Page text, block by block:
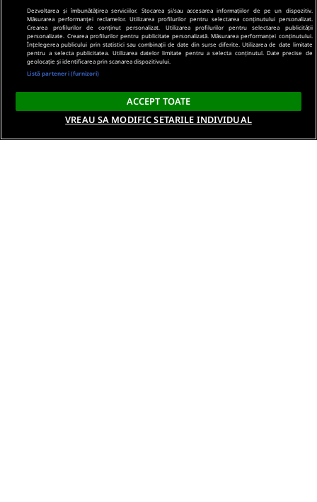
Dezvoltarea și îmbunătățirea serviciilor. Stocarea și/sau accesarea informațiilor de pe un dispozitiv.
Măsurarea performanței reclamelor. Utilizarea profilurilor pentru selectarea conținutului personalizat.
Crearea profilurilor de conținut personalizat. Utilizarea profilurilor pentru selectarea publicității
personalizate. Crearea profilurilor pentru publicitate personalizată. Măsurarea performanței conținutului.
Înțelegerea publicului prin statistici sau combinații de date din surse diferite. Utilizarea de date limitate
pentru a selecta publicitatea. Utilizarea datelor limitate pentru a selecta conținutul. Date precise de
geolocație și identificarea prin scanarea dispozitivului.
Listă parteneri (furnizori)
ACCEPT TOATE
VREAU SA MODIFIC SETARILE INDIVIDUAL